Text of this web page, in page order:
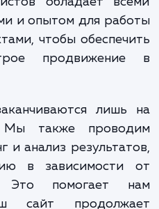
при поиске услуг
Это позволяет
сайта
качество
наличие
и многое другое.
обладает